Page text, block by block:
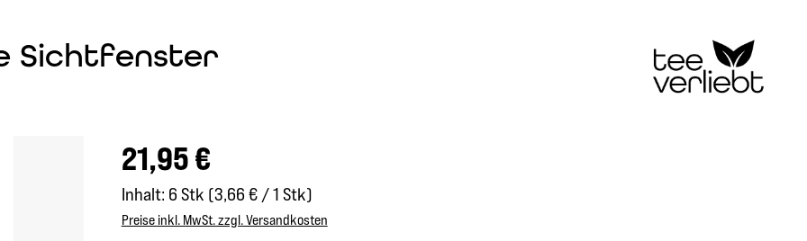
Sichtfenster
Regulärer Preis:
21,95 €
Inhalt: 6 Stk (3,66 € / 1 Stk)
Preise inkl. MwSt. zzgl. Versandkosten